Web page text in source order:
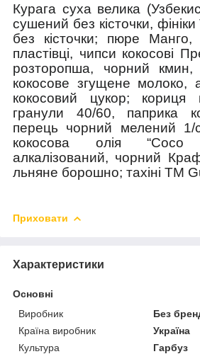
Курага суха велика
сушений без кісточки, фініки
без кісточки; пюре Манго,
пластівці, чипси кокосові
розторопша, чорний кмин,
кокосове згущене молоко,
кокосовий цукор; кориця
гранули 40/60, паприка
перець чорний мелений 1/
кокосова олія “Coco
алкалізований, чорний
льняне борошно; тахіні ТМ
Приховати
Характеристики
Основні
Виробник
Без
Країна виробник
Україна
Культура
Гарбуз